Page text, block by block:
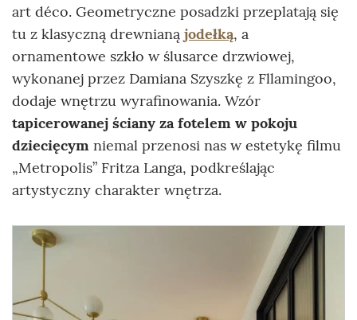
art déco. Geometryczne posadzki przeplatają się
tu z klasyczną drewnianą jodełką, a
ornamentowe szkło w ślusarce drzwiowej,
wykonanej przez Damiana Szyszkę z Fllamingoo,
dodaje wnętrzu wyrafinowania. Wzór
tapicerowanej ściany za fotelem w pokoju
dziecięcym niemal przenosi nas w estetykę filmu
„Metropolis” Fritza Langa, podkreślając
artystyczny charakter wnętrza.